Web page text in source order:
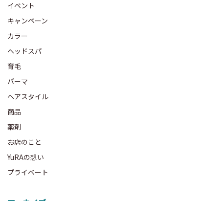
イベント
キャンペーン
カラー
ヘッドスパ
育毛
パーマ
ヘアスタイル
商品
薬剤
お店のこと
YuRAの想い
プライベート